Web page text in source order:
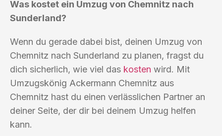
Was kostet ein Umzug von Chemnitz nach
Sunderland?
Wenn du gerade dabei bist, deinen Umzug von
Chemnitz nach Sunderland zu planen, fragst du
dich sicherlich, wie viel das kosten wird. Mit
Umzugskönig Ackermann Chemnitz aus
Chemnitz hast du einen verlässlichen Partner an
deiner Seite, der dir bei deinem Umzug helfen
kann.